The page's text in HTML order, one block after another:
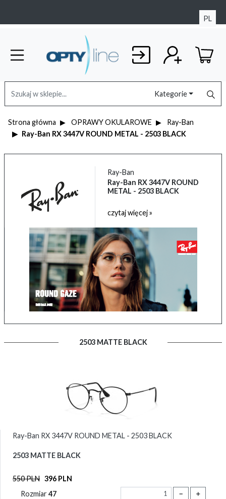
PL
Kategorie
Strona główna OPRAWY OKULAROWE
Ray-Ban
Ray-Ban RX 3447V ROUND METAL - 2503 BLACK
Ray-Ban
Ray-Ban RX 3447V ROUND
METAL - 2503 BLACK
czytaj więcej »
2503 MATTE BLACK
Ray-Ban RX 3447V ROUND METAL - 2503 BLACK
2503 MATTE BLACK
550 PLN 396 PLN
Rozmiar47 － ＋